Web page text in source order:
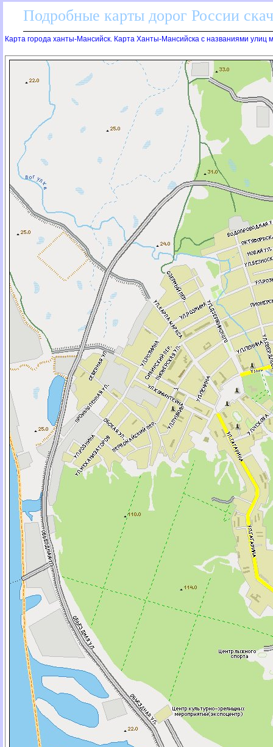
Подробные карты дорог России
Карта города ханты-Мансийск. Карта Ханты-Мансийска с названиями улиц